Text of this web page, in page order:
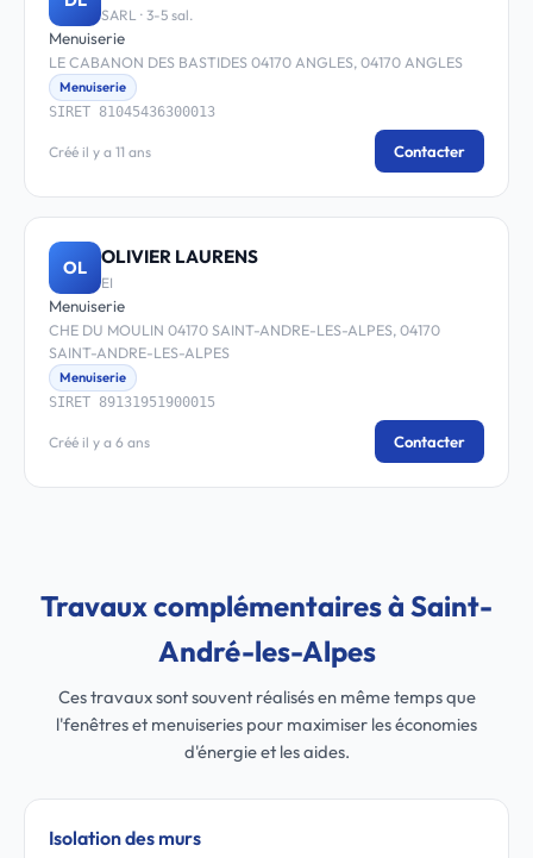
SARL · 3-5 sal.
Menuiserie
LE CABANON DES BASTIDES 04170 ANGLES, 04170 ANGLES
Menuiserie
SIRET 81045436300013
Créé il y a 11 ans Contacter
OL OLIVIER LAURENS
EI
Menuiserie
CHE DU MOULIN 04170 SAINT-ANDRE-LES-ALPES, 04170
SAINT-ANDRE-LES-ALPES
Menuiserie
SIRET 89131951900015
Créé il y a 6 ans Contacter
Travaux complémentaires à Saint-
André-les-Alpes
Ces travaux sont souvent réalisés en même temps que
l'fenêtres et menuiseries pour maximiser les économies
d'énergie et les aides.
Isolation des murs